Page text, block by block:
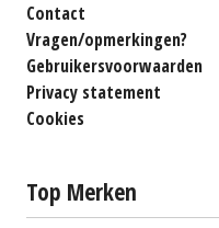
Contact
Vragen/opmerkingen?
Gebruikersvoorwaarden
Privacy statement
Cookies
Top Merken